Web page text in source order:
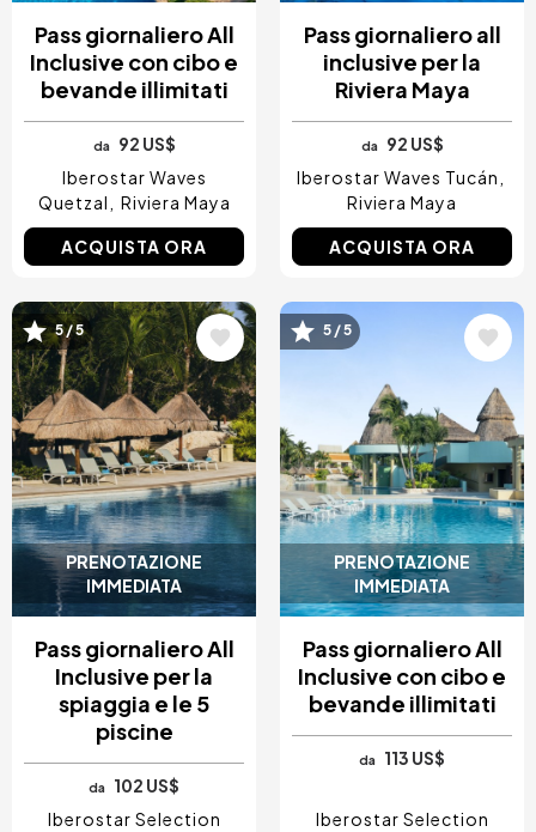
Pass giornaliero All
Inclusive con cibo e
bevande illimitati
da
92 US$
Iberostar Waves
Quetzal
Riviera Maya
ACQUISTA ORA
Pass giornaliero all
inclusive per la
Riviera Maya
da
92 US$
Iberostar Waves Tucán
Riviera Maya
ACQUISTA ORA
PRENOTAZIONE
IMMEDIATA
Immagine
5 / 5
Pass giornaliero All
Inclusive per la
spiaggia e le 5
piscine
da
102 US$
Iberostar Selection
PRENOTAZIONE
IMMEDIATA
Immagine
5 / 5
Pass giornaliero All
Inclusive con cibo e
bevande illimitati
da 113 US$
Iberostar Selection